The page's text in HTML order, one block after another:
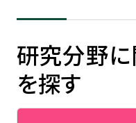
研究分野
を探す